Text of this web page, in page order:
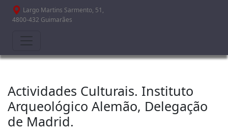
Passar para o conteúdo principal
Largo Martins Sarmento, 51,
4800-432 Guimarães
Actividades Culturais. Instituto
Arqueológico Alemão, Delegação
de Madrid.